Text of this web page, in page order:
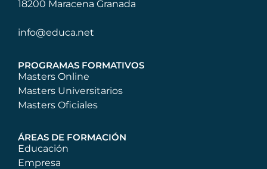
18200 Maracena Granada
info@educa.net
PROGRAMAS FORMATIVOS
Masters Online
Masters Universitarios
Masters Oficiales
ÁREAS DE FORMACIÓN
Educación
Empresa